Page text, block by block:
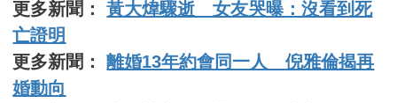
更多新聞：黃大煒驟逝 女友哭曝：沒看到死
亡證明
更多新聞：離婚13年約會同一人 倪雅倫揭再
婚動向